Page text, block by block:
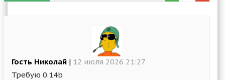
Гость Николай | 12 июля 2026 21:27
Требую 0.14b